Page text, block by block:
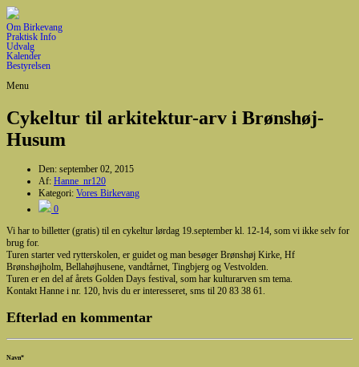
Om Birkevang
Praktisk Info
Udvalg
Kalender
Bestyrelsen
Menu
Cykeltur til arkitektur-arv i Brønshøj-
Husum
Den: september 02, 2015
Af: Hanne_nr120
Kategori: Vores Birkevang
0
Vi har to billetter (gratis) til en cykeltur lørdag 19.september kl. 12-14, som vi ikke selv for
brug for.
Turen starter ved rytterskolen, er guidet og man besøger Brønshøj Kirke, Hf
Brønshøjholm, Bellahøjhusene, vandtårnet, Tingbjerg og Vestvolden.
Turen er en del af årets Golden Days festival, som har kulturarven sm tema.
Kontakt Hanne i nr. 120, hvis du er interesseret, sms til 20 83 38 61.
Efterlad en kommentar
Navn*